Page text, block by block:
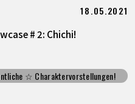
18.05.2021
# 2: Chichi!
☆ Charaktervorstellungen!